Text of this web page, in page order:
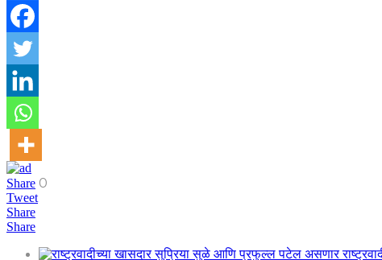
Share 0
Tweet
Share
Share